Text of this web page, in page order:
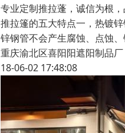
专业定制推拉蓬，诚信为根
推拉篷的五大特点一，热镀
锌钢管不会产生腐蚀、点蚀
重庆渝北区喜阳阳遮阳制品厂
18-06-02 17:48:08